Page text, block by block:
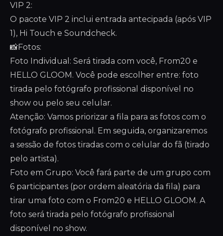
VIP 2:
O pacote VIP 2 inclui entrada antecipada (após VIP
1), Hi Touch e Soundcheck.
📸Fotos:
Foto Individual: Será tirada com você, From20 e
HELLO GLOOM. Você pode escolher entre: foto
tirada pelo fotógrafo profissional disponível no
show ou pelo seu celular.
Atenção: Vamos priorizar a fila para as fotos com o
fotógrafo profissional. Em seguida, organizaremos
a sessão de fotos tiradas com o celular do fã (tirado
pelo artista).
Foto em Grupo: Você fará parte de um grupo com
6 participantes (por ordem aleatória da fila) para
tirar uma foto com o From20 e HELLO GLOOM. A
foto será tirada pelo fotógrafo profissional
disponível no show.